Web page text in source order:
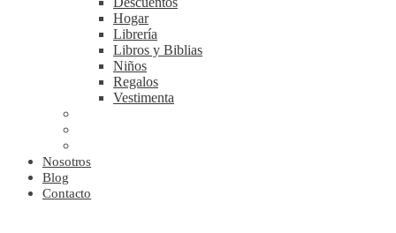
Hogar
Librería
Libros y Biblias
Niños
Regalos
Vestimenta
Nosotros
Blog
Contacto